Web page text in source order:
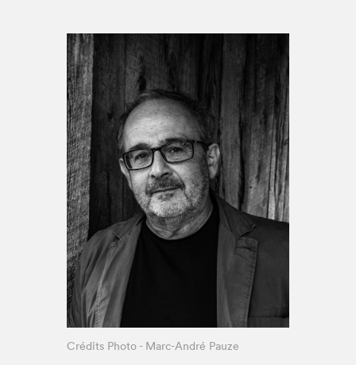
Crédits Photo - Marc-André Pauze